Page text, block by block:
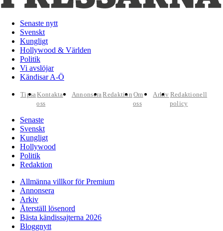
Senaste nytt
Svenskt
Kungligt
Hollywood & Världen
Politik
Vi avslöjar
Kändisar A-Ö
TipsaKontakta
oss
AnnonseraRedaktion Om
oss
Arkiv Redaktionell
policy
Senaste
Svenskt
Kungligt
Hollywood
Politik
Redaktion
Allmänna villkor för Premium
Annonsera
Arkiv
Återställ lösenord
Bästa kändissajterna 2026
Bloggnytt